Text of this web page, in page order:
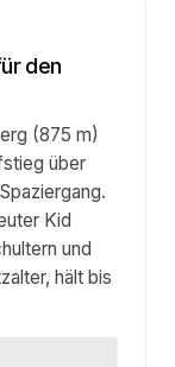
den
(875 m)
über
Kid
und
hält bis